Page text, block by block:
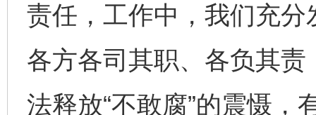
责任，工作中，我们充
各方各司其职、各负其
法释放“不敢腐”的震慑，